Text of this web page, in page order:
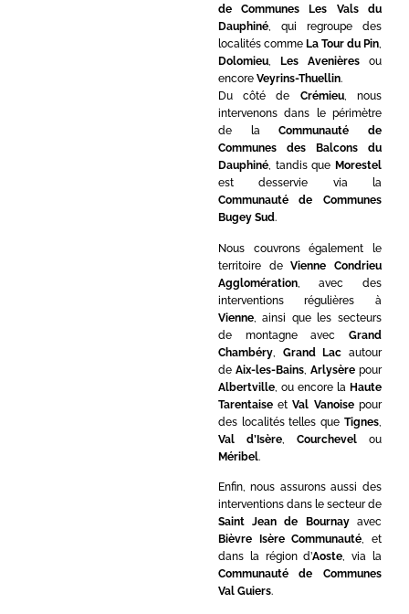
de Communes Les Vals du
Dauphiné, qui regroupe des
localités comme La Tour du Pin,
Dolomieu, Les Avenièresou
encore Veyrins-Thuellin.
Du côté de Crémieu, nous
intervenons dans le périmètre
de laCommunauté de
Communes des Balcons du
Dauphiné, tandis que Morestel
est desservie via la
Communauté de Communes
Bugey Sud.
Nous couvrons également le
territoire deVienne Condrieu
Agglomération, avec des
interventions régulières à
Vienne, ainsi que les secteurs
de montagne avec Grand
Chambéry, Grand Lac autour
de Aix-les-Bains, Arlysèrepour
Albertville, ou encore la Haute
TarentaiseetVal Vanoisepour
des localités telles que Tignes
Val d’Isère, Courchevelou
Méribel.
Enfin, nous assurons aussi des
interventions dans le secteur de
Saint Jean de Bournayavec
Bièvre Isère Communauté, et
dans la région d’Aoste, via la
Communauté de Communes
Val Guiers.